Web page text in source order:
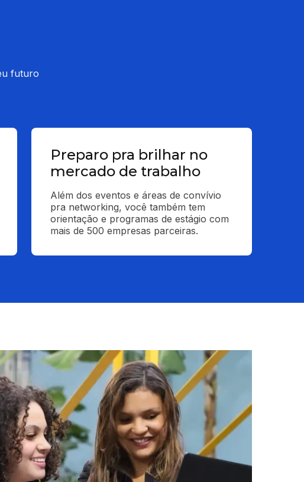
futuro
Preparo pra brilhar no
mercado de trabalho
Além dos eventos e áreas de convívio
pra networking, você também tem
orientação e programas de estágio com
mais de 500 empresas parceiras.